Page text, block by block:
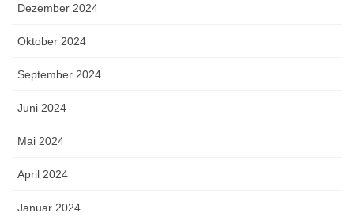
Dezember 2024
Oktober 2024
September 2024
Juni 2024
Mai 2024
April 2024
Januar 2024